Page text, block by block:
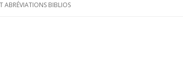
ABRÉVIATIONS BIBLIOS